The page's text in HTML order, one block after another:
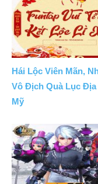
Hái Lộc Viên Mãn,
Vô Địch Quà Lục Địa
Mỹ